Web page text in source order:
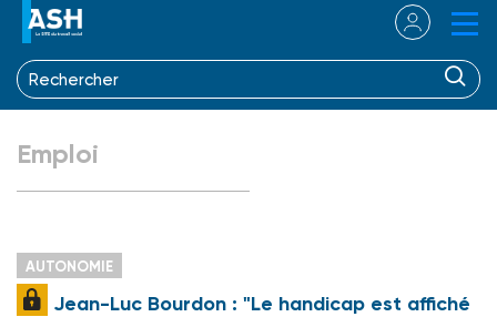
Emploi
AUTONOMIE
Jean-Luc Bourdon : "Le handicap est affiché